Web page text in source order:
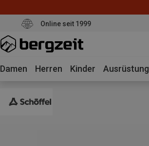
Online seit 1999
Damen Herren Kinder Ausrüstung